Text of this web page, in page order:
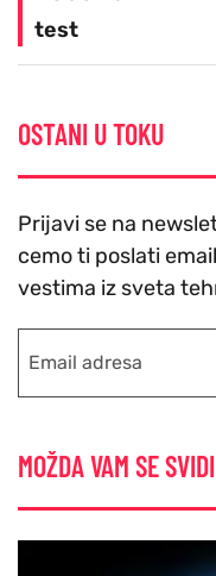
test
OSTANI U TOKU
Prijavi se na
cemo ti poslati
vestima iz sveta
MOŽDA VAM SE SVIDI